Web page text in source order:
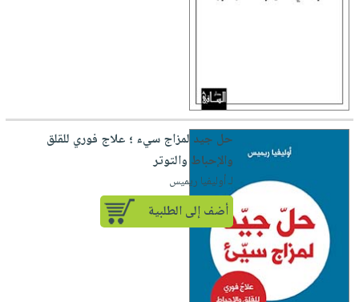
حل جيد لمزاج سيء ؛ علاج فوري للقلق
والإحباط والتوتر
لـ أوليفيا ريميس
أضف إلى الطلبية